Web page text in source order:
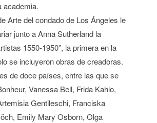
academia.
Arte del condado de Los Ángeles le
junto a Anna Sutherland la
1550-1950”, la primera en la
se incluyeron obras de creadoras.
de doce países, entre las que se
Vanessa Bell, Frida Kahlo,
Gentileschi, Franciska
Emily Mary Osborn, Olga